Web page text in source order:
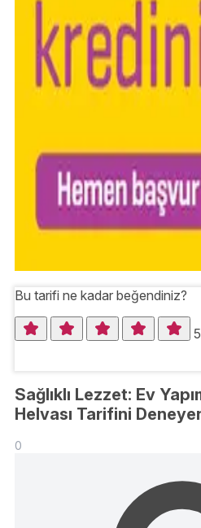
Bu tarifi ne kadar beğendiniz?
Sağlıklı Lezzet: Ev
Helvası Tarifini
0